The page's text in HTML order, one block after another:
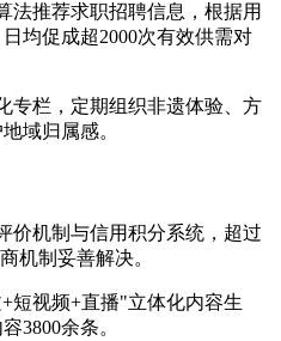
法推荐求职招聘信息，根据用
均促成超2000次有效供需对
专栏，定期组织非遗体验、方
域归属感。
价机制与信用积分系统，超过
机制妥善解决。
短视频+直播"立体化内容生
3800余条。